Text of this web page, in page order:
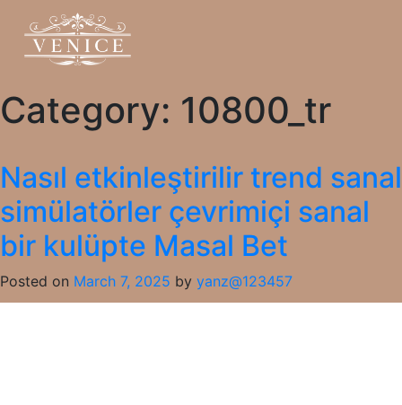
Category: 10800_tr
Nasıl etkinleştirilir trend sanal
simülatörler çevrimiçi sanal
bir kulüpte Masal Bet
Posted on March 7, 2025 by yanz@123457